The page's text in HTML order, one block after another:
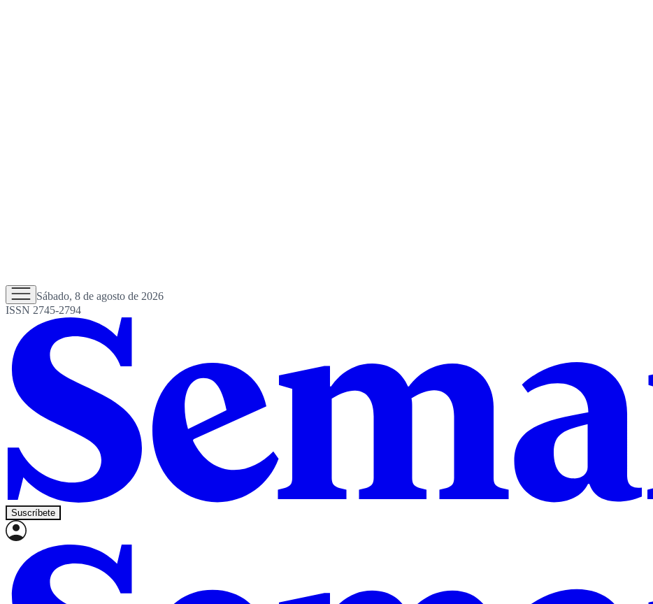
Sábado, 8 de agosto de 2026
ISSN 2745-2794
Suscríbete